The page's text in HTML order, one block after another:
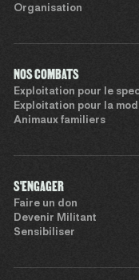
Organisation
NOS COMBATS
Exploitation pour le
Exploitation pour la
Animaux familiers
S'ENGAGER
Faire un don
Devenir Militant
Sensibiliser